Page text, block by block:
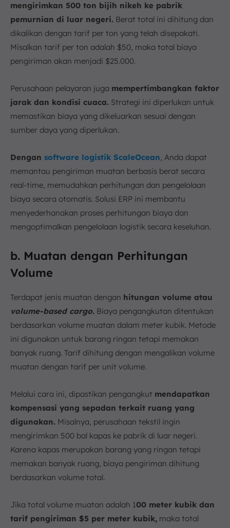
mengirimkan 500 ton bijih nikeh ke pabrik
pemurnian di luar negeri. Berat total ini dihitung dan
dikalikan dengan tarif per ton yang telah disepakati.
Misalkan tarif per ton adalah $50, maka total biaya
pengiriman akan menjadi $25.000.
Perusahaan pelayaran juga mempertimbangkan faktor
jarak dan kondisi cuaca. Strategi ini diperlukan untuk
memastikan biaya yang dikeluarkan sesuai dengan
sumber daya yang diperlukan.
Dengan software logistik ScaleOcean, Anda dapat
memantau pengiriman muatan berbasis berat secara
real-time, memudahkan perhitungan dan pengelolaan
biaya secara otomatis. Solusi ERP ini membantu
menyederhanakan proses perhitungan biaya dan
mengoptimalkan pengelolaan logistik secara keseluhan.
b. Muatan dengan Perhitungan
Volume
Terdapat jenis muatan dengan hitungan volume atau
volume-based cargo. Biaya pengangkutan ditentukan
berdasarkan volume muatan dalam meter kubik. Metode
ini digunakan untuk barang ringan tetapi memakan
banyak ruang. Tarif dihitung dengan mengalikan volume
muatan dengan tarif per unit volume.
Melalui cara ini, dipastikan pengangkut mendapatkan
kompensasi yang sepadan terkait ruang yang
digunakan. Misalnya, perusahaan tekstil ingin
mengirimkan 500 bal kapas ke pabrik di luar negeri.
Karena kapas merupakan barang yang ringan tetapi
memakan banyak ruang, biaya pengiriman dihitung
berdasarkan volume total.
Jika total volume muatan adalah 100 meter kubik dan
tarif pengiriman $5 per meter kubik, maka total